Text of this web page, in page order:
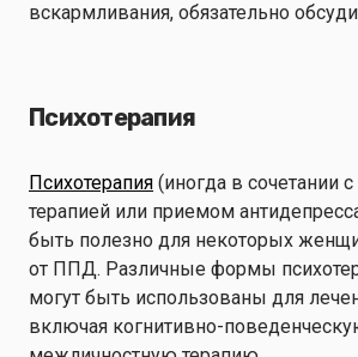
вскармливания, обязательно
Психотерапия
Психотерапия (иногда в сочетании
терапией или приемом
быть полезно для некоторых
от ППД. Различные формы
могут быть использованы для
включая когнитивно-